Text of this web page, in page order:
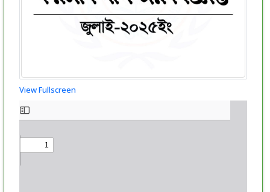
View Fullscreen
to
PDF
content